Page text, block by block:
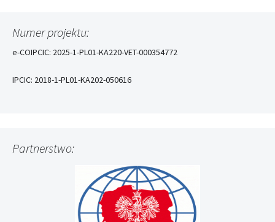
Numer projektu:
e-COIPCIC: 2025-1-PL01-KA220-VET-000354772
IPCIC: 2018-1-PL01-KA202-050616
Partnerstwo: